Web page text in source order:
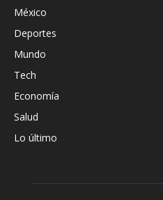
México
Deportes
Mundo
Tech
Economía
Salud
Lo último